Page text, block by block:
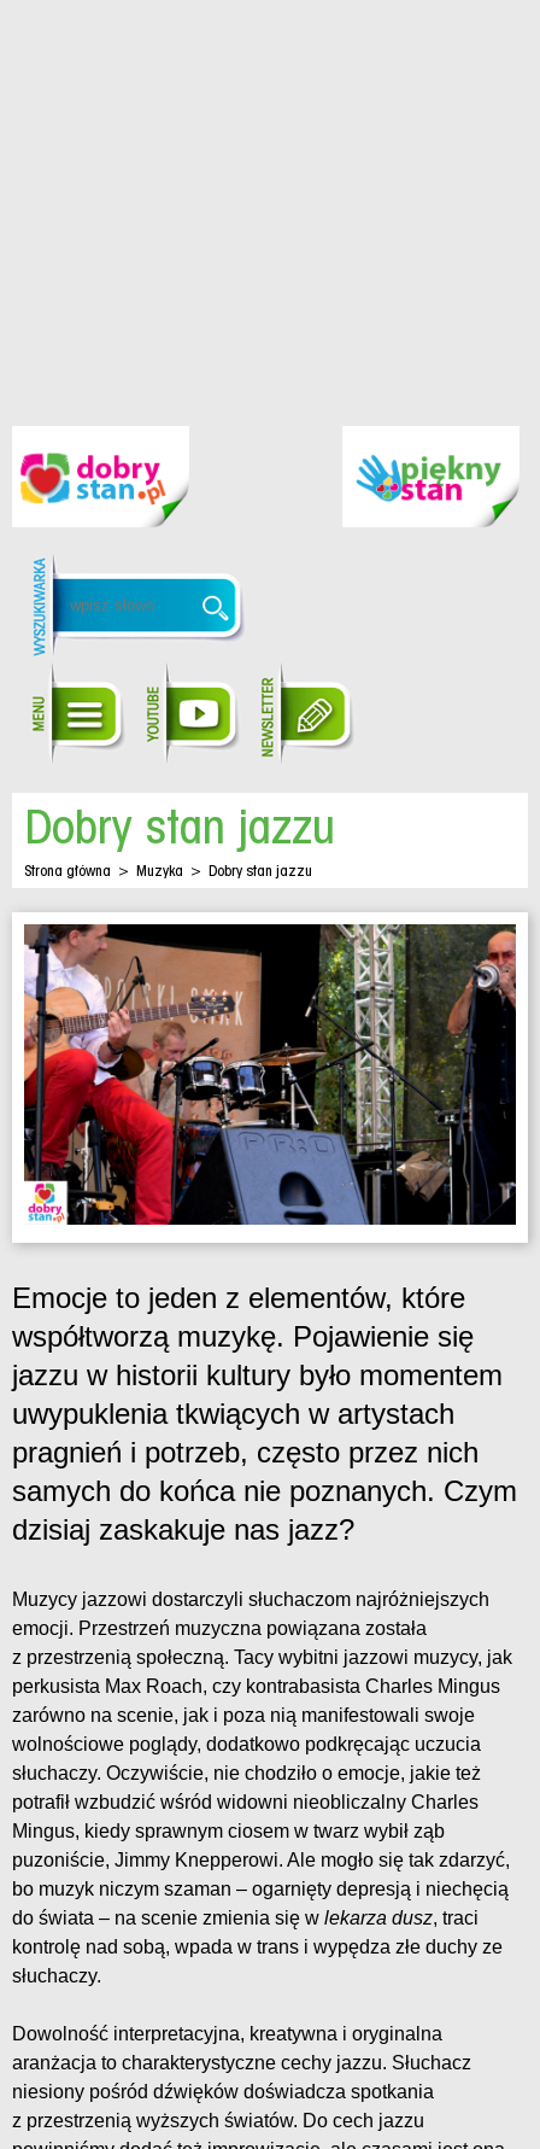
Dobry stan jazzu
Strona główna > Muzyka > Dobry stan jazzu
Emocje to jeden z elementów, które
współtworzą muzykę. Pojawienie się
jazzu w historii kultury było momentem
uwypuklenia tkwiących w artystach
pragnień i potrzeb, często przez nich
samych do końca nie poznanych. Czym
dzisiaj zaskakuje nas jazz?
Muzycy jazzowi dostarczyli słuchaczom najróżniejszych
emocji. Przestrzeń muzyczna powiązana została
z przestrzenią społeczną. Tacy wybitni jazzowi muzycy, jak
perkusista Max Roach, czy kontrabasista Charles Mingus
zarówno na scenie, jak i poza nią manifestowali swoje
wolnościowe poglądy, dodatkowo podkręcając uczucia
słuchaczy. Oczywiście, nie chodziło o emocje, jakie też
potrafił wzbudzić wśród widowni nieobliczalny Charles
Mingus, kiedy sprawnym ciosem w twarz wybił ząb
puzoniście, Jimmy Knepperowi. Ale mogło się tak zdarzyć,
bo muzyk niczym szaman – ogarnięty depresją i niechęcią
do świata – na scenie zmienia się w lekarza dusz, traci
kontrolę nad sobą, wpada w trans i wypędza złe duchy ze
słuchaczy.
Dowolność interpretacyjna, kreatywna i oryginalna
aranżacja to charakterystyczne cechy jazzu. Słuchacz
niesiony pośród dźwięków doświadcza spotkania
z przestrzenią wyższych światów. Do cech jazzu